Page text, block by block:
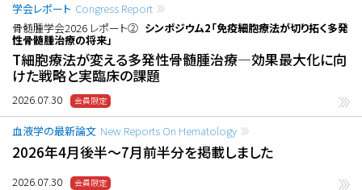
学会レポート Congress Report
骨髄腫学会2026 レポート② シンポジウム2「免疫細胞療法が切り拓く多発
性骨髄腫治療の将来」
T細胞療法が変える多発性骨髄腫治療―効果最大化に向
けた戦略と実臨床の課題
2026.07.30
血液学の最新論文 New Reports On Hematology
2026年4月後半〜7月前半分を掲載しました
2026.07.30